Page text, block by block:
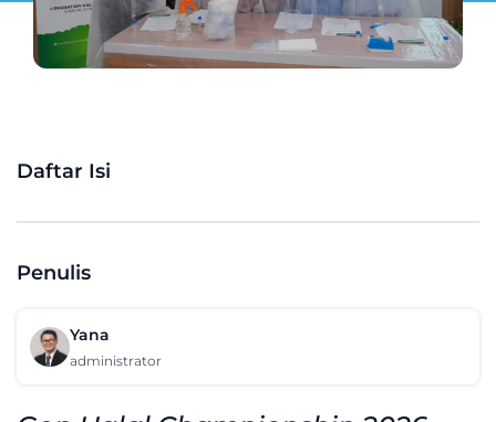
Daftar Isi
Penulis
Yana
administrator